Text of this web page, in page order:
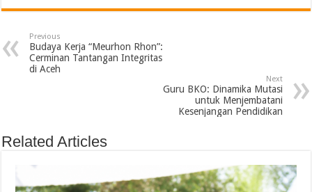
Previous
Budaya Kerja “Meurhon Rhon”:
Cerminan Tantangan Integritas
di Aceh
Next
Guru BKO: Dinamika Mutasi
untuk Menjembatani
Kesenjangan Pendidikan
Related Articles